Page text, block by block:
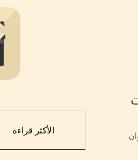
الأكثر قراءة